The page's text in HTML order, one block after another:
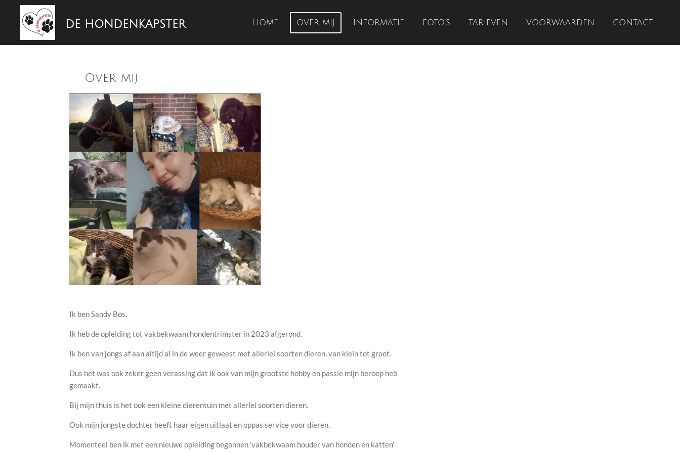
direct
de
DE HONDENKAPSTER HOME OVER MIJ INFORMATIE FOTO'S TARIEVEN VOORWAARDEN CONTACT
Over mij
Ik ben Sandy Bos.
Ik heb de opleiding tot vakbekwaam hondentrimster in 2023 afgerond.
Ik ben van jongs af aan altijd al in de weer geweest met allerlei soorten dieren, van klein tot groot.
Dus het was ook zeker geen verassing dat ik ook van mijn grootste hobby en passie mijn beroep heb
gemaakt.
Bij mijn thuis is het ook een kleine dierentuin met allerlei soorten dieren.
Ook mijn jongste dochter heeft haar eigen uitlaat en oppas service voor dieren.
Momenteel ben ik met een nieuwe opleiding begonnen 'vakbekwaam houder van honden en katten'